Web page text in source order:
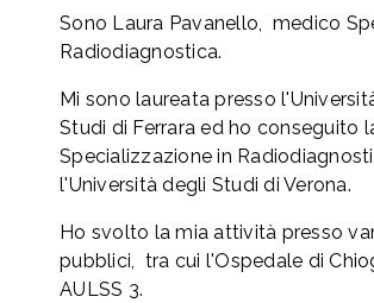
Sono Laura Pavanello, medico
Radiodiagnostica.
Mi sono laureata presso
Studi di Ferrara ed ho conseguito
Specializzazione in
l'Università degli Studi di Verona.
Ho svolto la mia attività presso
pubblici, tra cui l'Ospedale di
AULSS 3.